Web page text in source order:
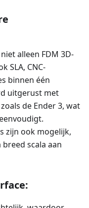
alleen FDM 3D-
SLA, CNC-
binnen één
uitgerust met
de Ender 3, wat
zijn ook mogelijk,
scala aan